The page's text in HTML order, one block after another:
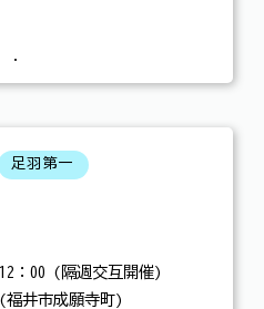
足羽第一
：00 (隔週交互開催)
井市成願寺町)